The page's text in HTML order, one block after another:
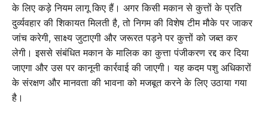
के लिए कड़े नियम लागू किए हैं। अगर किसी मकान से कुत्तों के प्रति
दुर्व्यवहार की शिकायत मिलती है, तो निगम की विशेष टीम मौके पर जाकर
जांच करेगी, साक्ष्य जुटाएगी और जरूरत पड़ने पर कुत्तों को जब्त कर
लेगी। इससे संबंधित मकान के मालिक का कुत्ता पंजीकरण रद्द कर दिया
जाएगा और उस पर कानूनी कार्रवाई की जाएगी। यह कदम पशु अधिकारों
के संरक्षण और मानवता की भावना को मजबूत करने के लिए उठाया गया
है।